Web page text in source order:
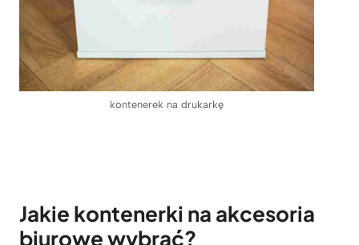
kontenerek na drukarkę
Jakie kontenerki na akcesoria
biurowe wybrać?